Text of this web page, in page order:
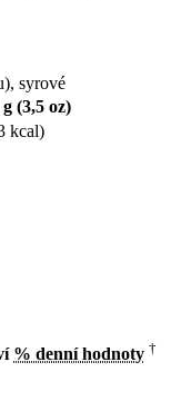
syrové
(3,5 oz)
kcal)
% denní hodnoty †